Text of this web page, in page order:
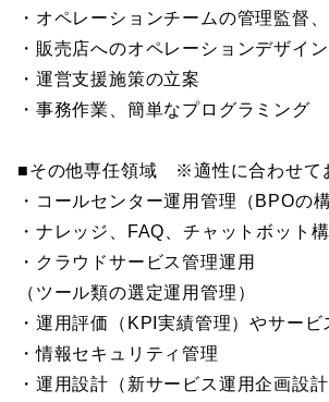
・オペレーションチームの管理監督
・販売店へのオペレーションデザイン
・運営支援施策の立案
・事務作業、簡単なプログラミング
■その他専任領域 ※適性に合わせて
・コールセンター運用管理（BPOの
・ナレッジ、FAQ、チャットボット
・クラウドサービス管理運用
（ツール類の選定運用管理）
・運用評価（KPI実績管理）やサービ
・情報セキュリティ管理
・運用設計（新サービス運用企画設計